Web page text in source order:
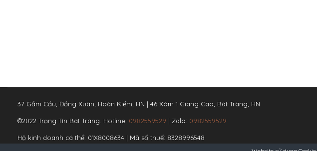
37 Gầm Cầu, Đồng Xuân, Hoàn Kiếm, HN | 46 Xóm 1 Giang Cao, Bát Tràng, HN
©2022 Trọng Tín Bát Tràng. Hotline: 0982559529 | Zalo: 0982559529
Hộ kinh doanh cá thể: 01X8008634 | Mã số thuế: 8328996548